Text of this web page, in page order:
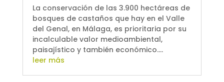
La conservación de las 3.900 hectáreas de
bosques de castaños que hay en el Valle
del Genal, en Málaga, es prioritaria por su
incalculable valor medioambiental,
paisajístico y también económico....
leer más